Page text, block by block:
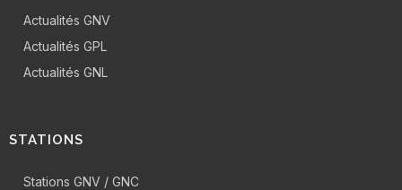
Actualités GNV
Actualités GPL
Actualités GNL
STATIONS
Stations GNV / GNC